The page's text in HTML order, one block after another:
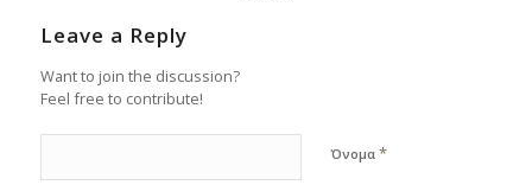
Leave a Reply
Want to join the discussion?
Feel free to contribute!
Όνομα *